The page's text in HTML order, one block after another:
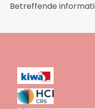
Betreffende